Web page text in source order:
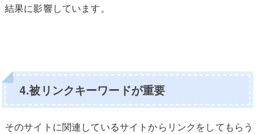
結果に影響しています。
4.被リンクキーワードが重要
そのサイトに関連しているサイトからリンクをしてもらう